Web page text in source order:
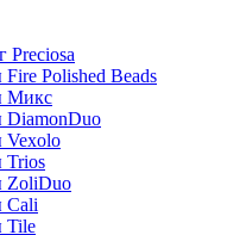
Polished Beads
Микс
DiamonDuo
Vexolo
Trios
ZoliDuo
Cali
Tile